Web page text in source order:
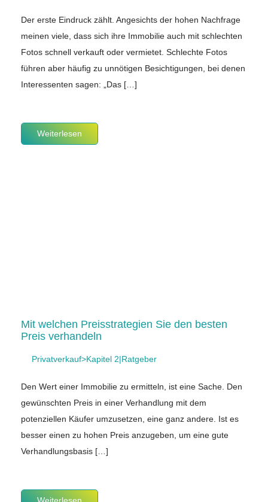
Der erste Eindruck zählt. Angesichts der hohen Nachfrage
meinen viele, dass sich ihre Immobilie auch mit schlechten
Fotos schnell verkauft oder vermietet. Schlechte Fotos
führen aber häufig zu unnötigen Besichtigungen, bei denen
Interessenten sagen: „Das […]
Weiterlesen
Mit welchen Preisstrategien Sie den besten
Preis verhandeln
Privatverkauf>Kapitel 2|Ratgeber
Den Wert einer Immobilie zu ermitteln, ist eine Sache. Den
gewünschten Preis in einer Verhandlung mit dem
potenziellen Käufer umzusetzen, eine ganz andere. Ist es
besser einen zu hohen Preis anzugeben, um eine gute
Verhandlungsbasis […]